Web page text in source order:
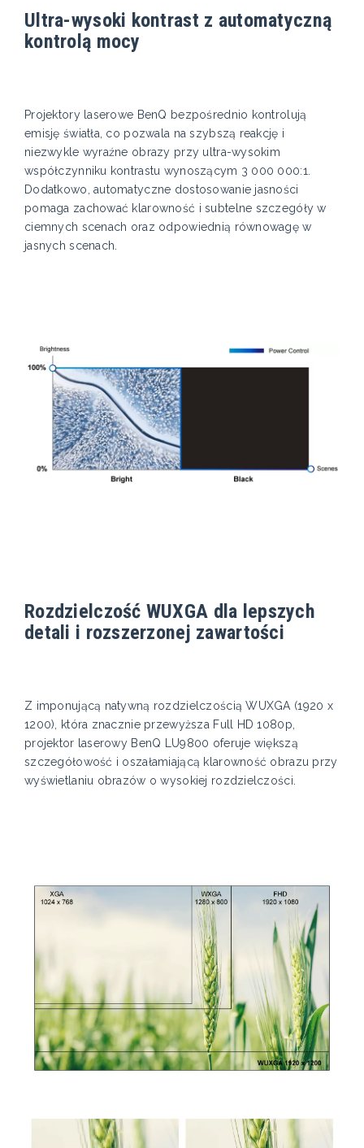
Ultra-wysoki kontrast z automatyczną
kontrolą mocy
Projektory laserowe BenQ bezpośrednio kontrolują
emisję światła, co pozwala na szybszą reakcję i
niezwykle wyraźne obrazy przy ultra-wysokim
współczynniku kontrastu wynoszącym 3 000 000:1.
Dodatkowo, automatyczne dostosowanie jasności
pomaga zachować klarowność i subtelne szczegóły w
ciemnych scenach oraz odpowiednią równowagę w
jasnych scenach.
Rozdzielczość WUXGA dla lepszych
detali i rozszerzonej zawartości
Z imponującą natywną rozdzielczością WUXGA (1920 x
1200), która znacznie przewyższa Full HD 1080p,
projektor laserowy BenQ LU9800 oferuje większą
szczegółowość i oszałamiającą klarowność obrazu przy
wyświetlaniu obrazów o wysokiej rozdzielczości.